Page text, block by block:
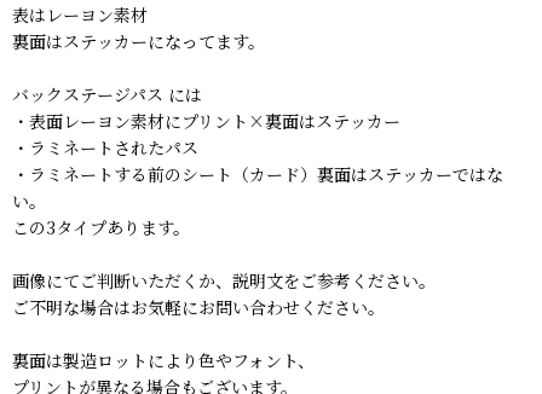
表はレーヨン素材
裏面はステッカーになってます。
バックステージパス には
・表面レーヨン素材にプリント×裏面はステッカー
・ラミネートされたパス
・ラミネートする前のシート（カード）裏面はステッカーではな
い。
この3タイプあります。
画像にてご判断いただくか、説明文をご参考ください。
ご不明な場合はお気軽にお問い合わせください。
裏面は製造ロットにより色やフォント、
プリントが異なる場合もございます。